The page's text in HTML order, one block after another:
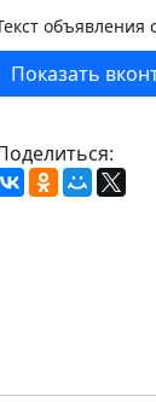
объявления
Показать